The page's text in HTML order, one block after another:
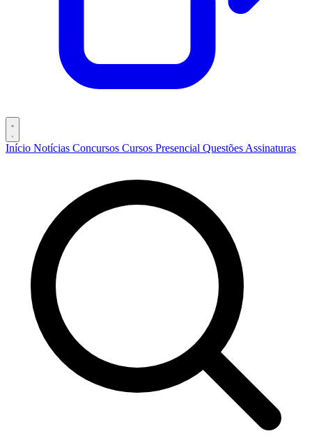
Início Notícias Concursos Cursos Presencial Questões Assinaturas